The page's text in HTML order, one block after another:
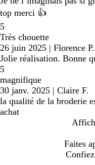
top merci 👍
5
Très chouette
26 juin 2025 | Florence P.
Jolie réalisation. Bonne
5
magnifique
30 janv. 2025 | Claire F.
la qualité de la broderie
achat
Faites